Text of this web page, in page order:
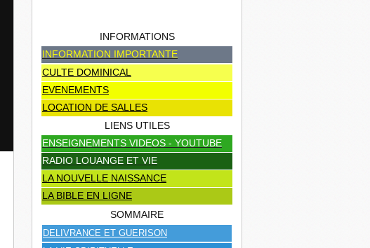
INFORMATIONS
INFORMATION IMPORTANTE
CULTE DOMINICAL
EVENEMENTS
LOCATION DE SALLES
LIENS UTILES
ENSEIGNEMENTS VIDEOS - YOUTUBE
RADIO LOUANGE ET VIE
LA NOUVELLE NAISSANCE
LA BIBLE EN LIGNE
SOMMAIRE
DELIVRANCE ET GUERISON